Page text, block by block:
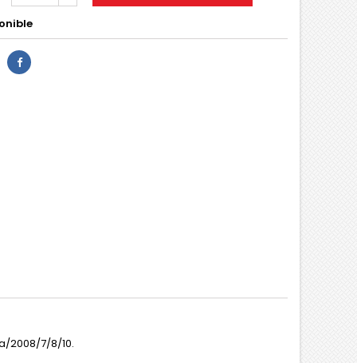
2008/7/8/10.